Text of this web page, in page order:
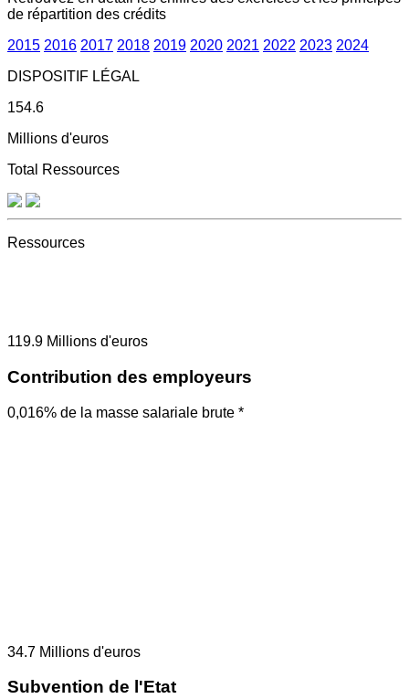
de répartition des crédits
2015 2016 2017 2018 2019 2020 2021 2022 2023 2024
DISPOSITIF LÉGAL
154.6
Millions d'euros
Total Ressources
Ressources
119.9 Millions d'euros
Contribution des employeurs
0,016% de la masse salariale brute *
34.7 Millions d'euros
Subvention de l'Etat